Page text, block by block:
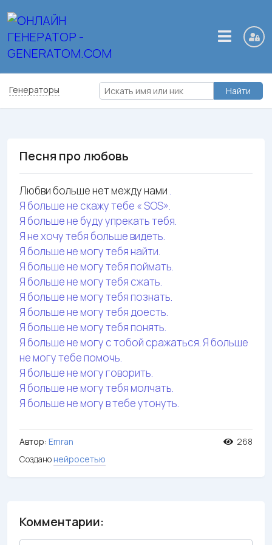
Генераторы Найти
Песня про любовь
Любви больше нет между нами .
Я больше не скажу тебе « SOS».
Я больше не буду упрекать тебя.
Я не хочу тебя больше видеть.
Я больше не могу тебя найти.
Я больше не могу тебя поймать.
Я больше не могу тебя сжать.
Я больше не могу тебя познать.
Я больше не могу тебя доесть.
Я больше не могу тебя понять.
Я больше не могу с тобой сражаться. Я больше
не могу тебе помочь.
Я больше не могу говорить.
Я больше не могу тебя молчать.
Я больше не могу в тебе утонуть.
Созданонейросетью
Автор: Emran 268
Комментарии: